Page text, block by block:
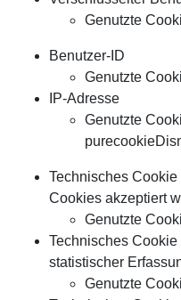
Genutzte
Benutzer-ID
Genutzte
IP-Adresse
Genutzte
Technisches
Cookies akzeptiert
Genutzte
Technisches
statistischer
Genutzte